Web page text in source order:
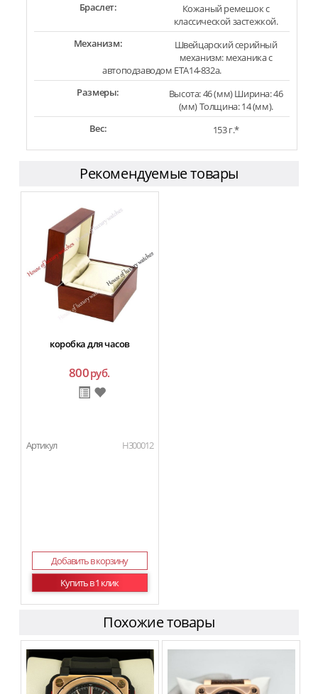
Браслет:
Кожаный ремешок с
классической застежкой.
Механизм:
Швейцарский серийный
механизм: механика с
автоподзаводом ETA14-832a.
Размеры:
Высота: 46 (мм) Ширина: 46
(мм) Толщина: 14 (мм).
Вес:
153 г.*
Рекомендуемые товары
коробка для часов
800руб.
Артикул H300012
Добавить в корзину
Купить в 1 клик
Похожие товары